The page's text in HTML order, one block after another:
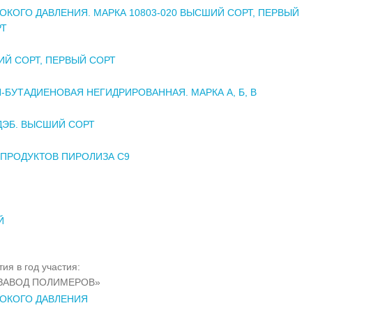
ДАВЛЕНИЯ. МАРКА 10803-020 ВЫСШИЙ СОРТ, ПЕРВЫЙ
СОРТ, ПЕРВЫЙ СОРТ
БУТАДИЕНОВАЯ НЕГИДРИРОВАННАЯ. МАРКА А, Б, В
ВЫСШИЙ СОРТ
ПИРОЛИЗА С9
в год участия:
ПОЛИМЕРОВ»
ДАВЛЕНИЯ